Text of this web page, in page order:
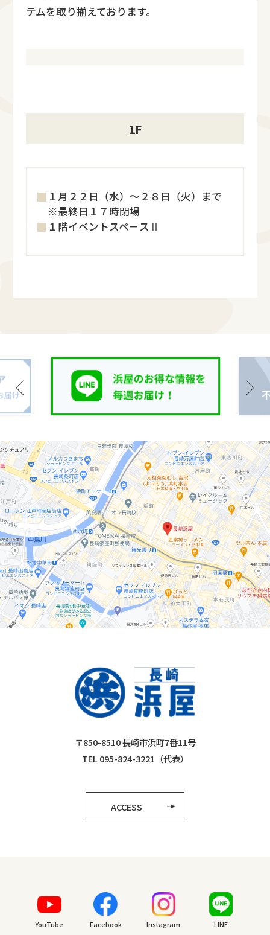
テムを取り揃えております。
1F
１月２２日（水）～２８日（火）まで
※最終日１７時閉場
１階イベントスペ－スⅡ
〒850-8510 長崎市浜町7番11号
TEL 095-824-3221（代表）
ACCESS
YouTube Facebook Instagram LINE